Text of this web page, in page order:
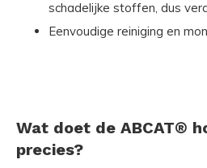
schadelijke stoffen, dus
Eenvoudige reiniging en
Wat doet de ABCAT®
precies?